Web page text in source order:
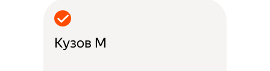
Кузов M